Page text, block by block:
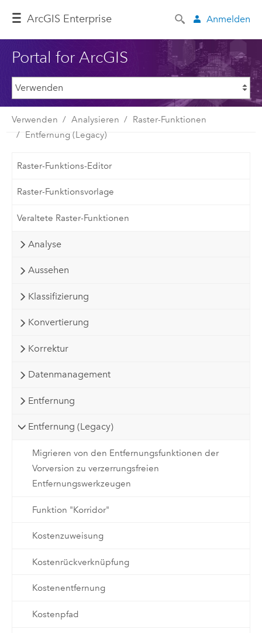
ArcGIS Enterprise Anmelden
Portal for ArcGIS
Verwenden Analysieren
Raster-Funktionen
Entfernung (Legacy)
Raster-Funktions-Editor
Raster-Funktionsvorlage
Veraltete Raster-Funktionen
Analyse
Aussehen
Klassifizierung
Konvertierung
Korrektur
Datenmanagement
Entfernung
Entfernung (Legacy)
Migrieren von den Entfernungsfunktionen der
Vorversion zu verzerrungsfreien
Entfernungswerkzeugen
Funktion "Korridor"
Kostenzuweisung
Kostenrückverknüpfung
Kostenentfernung
Kostenpfad